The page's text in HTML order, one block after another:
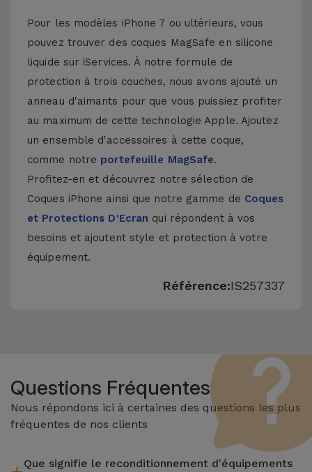
Pour les modèles iPhone 7 ou ultérieurs, vous
pouvez trouver des coques MagSafe en silicone
liquide sur iServices. À notre formule de
protection à trois couches, nous avons ajouté un
anneau d'aimants pour que vous puissiez profiter
au maximum de cette technologie Apple. Ajoutez
un ensemble d'accessoires à cette coque,
comme notre portefeuille MagSafe.
Profitez-en et découvrez notre sélection de
Coques iPhone ainsi que notre gamme de Coques
et Protections D'Ecran qui répondent à vos
besoins et ajoutent style et protection à votre
équipement.
Référence:IS257337
Questions Fréquentes
Nous répondons ici à certaines des questions les plus
fréquentes de nos clients
Que signifie le reconditionnement d'équipements